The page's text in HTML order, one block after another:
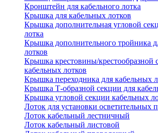
Кронштейн для кабельного лотка
Крышка для кабельных лотков
Крышка дополнительная угловой
лотка
Крышка дополнительного тройника
лотков
Крышка крестовины/крестообразной
кабельных лотков
Крышка переходника для кабельных
Крышка Т-образной секции для
Крышка угловой секции кабельных
Лоток для установки осветительных
Лоток кабельный лестничный
Лоток кабельный листовой